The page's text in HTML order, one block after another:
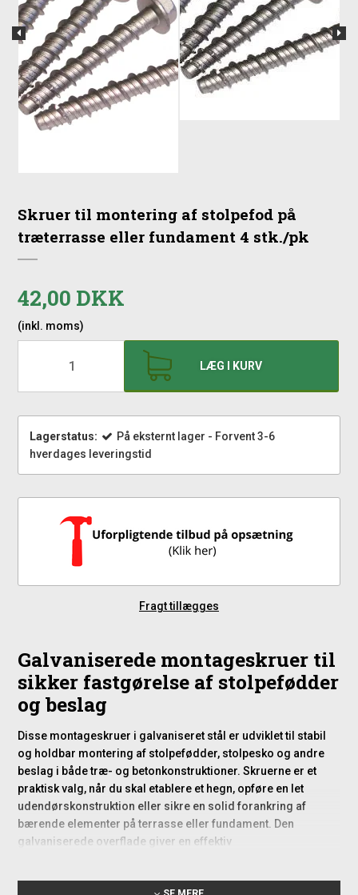
Skruer til montering af stolpefod på
træterrasse eller fundament 4 stk./pk
42,00 DKK
(inkl. moms)
LÆG I KURV
Lagerstatus:
På eksternt lager - Forvent 3-6
hverdages leveringstid
Fragt tillægges
Galvaniserede montageskruer til
sikker fastgørelse af stolpefødder
og beslag
Disse montageskruer i galvaniseret stål er udviklet til stabil
og holdbar montering af stolpefødder, stolpesko og andre
beslag i både træ- og betonkonstruktioner. Skruerne er et
praktisk valg, når du skal etablere et hegn, opføre en let
udendørskonstruktion eller sikre en solid forankring af
bærende elementer på terrasse eller fundament. Den
galvaniserede overflade giver en effektiv